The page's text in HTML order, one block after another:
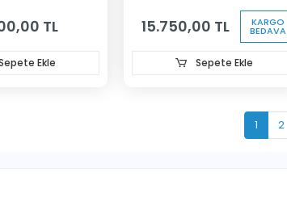
TL
Ekle
15.750,00 TL KARGO
BEDAVA
Sepete Ekle
1 2